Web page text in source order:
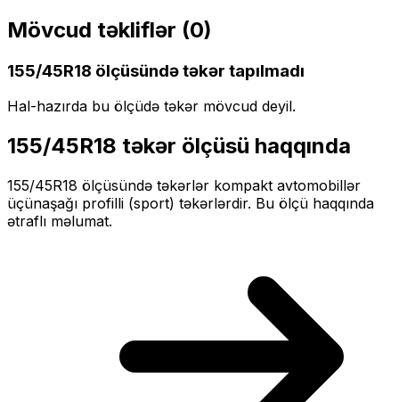
Mövcud təkliflər (0)
155/45R18 ölçüsündə təkər tapılmadı
Hal-hazırda bu ölçüdə təkər mövcud deyil.
155/45R18 təkər ölçüsü haqqında
155/45R18 ölçüsündə təkərlər kompakt avtomobillər
üçünaşağı profilli (sport) təkərlərdir. Bu ölçü haqqında
ətraflı məlumat.